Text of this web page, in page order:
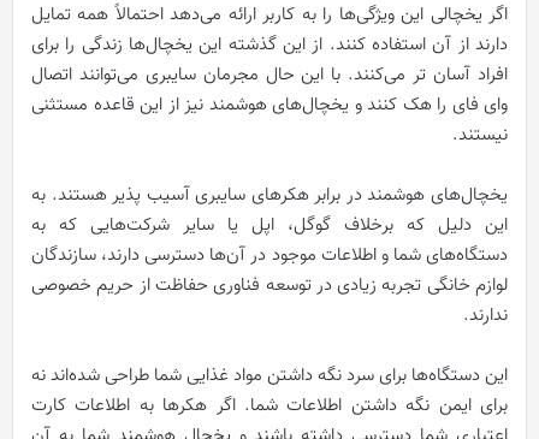
اگر یخچالی این ویژگی‌ها را به کاربر ارائه می‌دهد احتمالاً همه تمایل
دارند از آن‌ استفاده کنند. از این گذشته این یخچال‌ها زندگی را برای
افراد آسان تر می‌کنند. با این حال مجرمان سایبری می‌توانند اتصال
وای فای را هک کنند و یخچال‌های هوشمند نیز از این قاعده مستثنی
نیستند.
یخچال‌های هوشمند در برابر هکرهای سایبری آسیب پذیر هستند. به
این دلیل که برخلاف گوگل، اپل یا سایر شرکت‌هایی که به
دستگاه‌های شما و اطلاعات موجود در آن‌ها دسترسی دارند، سازندگان
لوازم خانگی تجربه زیادی در توسعه فناوری حفاظت از حریم خصوصی
ندارند.
این دستگاه‌ها برای سرد نگه داشتن مواد غذایی شما طراحی شده‌اند نه
برای ایمن نگه داشتن اطلاعات شما. اگر هکرها به اطلاعات کارت